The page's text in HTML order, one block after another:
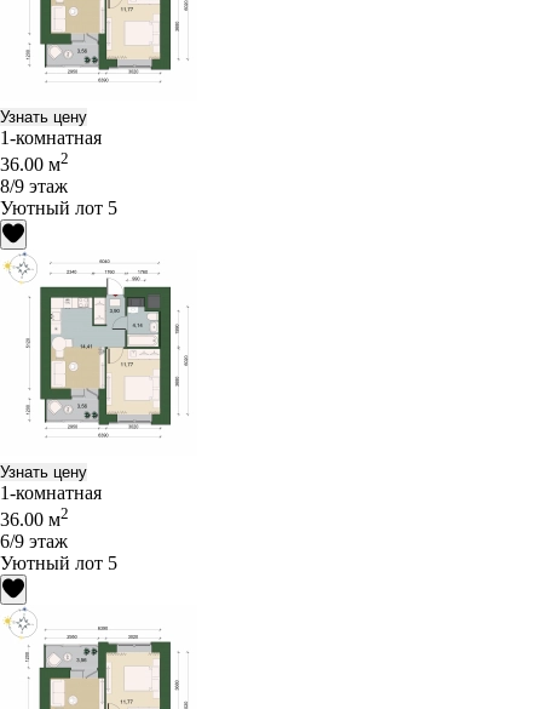
Узнать цену
1-комнатная
36.00 м2
8/9 этаж
Уютный лот 5
Узнать цену
1-комнатная
36.00 м2
6/9 этаж
Уютный лот 5